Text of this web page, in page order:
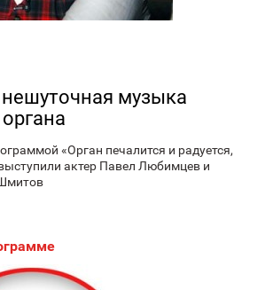
музыка
«Орган печалится и радуется,
актер Павел Любимцев и